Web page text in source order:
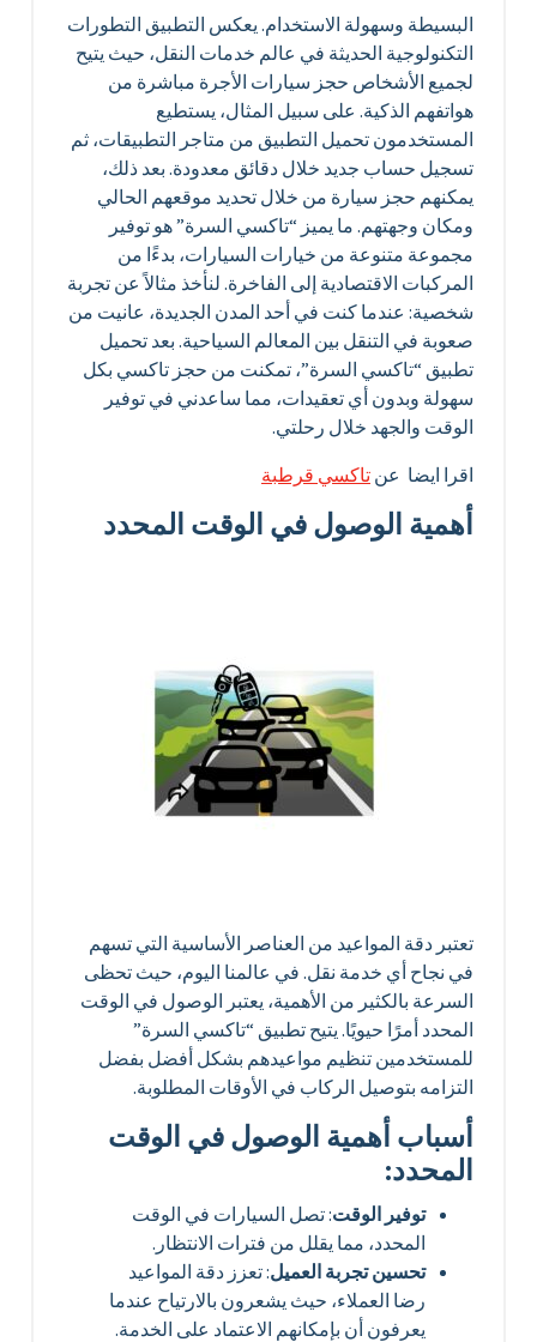
البسيطة وسهولة الاستخدام. يعكس التطبيق التطورات
التكنولوجية الحديثة في عالم خدمات النقل، حيث يتيح
لجميع الأشخاص حجز سيارات الأجرة مباشرة من
هواتفهم الذكية. على سبيل المثال، يستطيع
المستخدمون تحميل التطبيق من متاجر التطبيقات، ثم
تسجيل حساب جديد خلال دقائق معدودة. بعد ذلك،
يمكنهم حجز سيارة من خلال تحديد موقعهم الحالي
ومكان وجهتهم. ما يميز “تاكسي السرة” هو توفير
مجموعة متنوعة من خيارات السيارات، بدءًا من
المركبات الاقتصادية إلى الفاخرة. لنأخذ مثالاً عن تجربة
شخصية: عندما كنت في أحد المدن الجديدة، عانيت من
صعوبة في التنقل بين المعالم السياحية. بعد تحميل
تطبيق “تاكسي السرة”، تمكنت من حجز تاكسي بكل
سهولة وبدون أي تعقيدات، مما ساعدني في توفير
الوقت والجهد خلال رحلتي.
اقرا ايضا عنتاكسي قرطبة
أهمية الوصول في الوقت المحدد
تعتبر دقة المواعيد من العناصر الأساسية التي تسهم
في نجاح أي خدمة نقل. في عالمنا اليوم، حيث تحظى
السرعة بالكثير من الأهمية، يعتبر الوصول في الوقت
المحدد أمرًا حيويًا. يتيح تطبيق “تاكسي السرة”
للمستخدمين تنظيم مواعيدهم بشكل أفضل بفضل
التزامه بتوصيل الركاب في الأوقات المطلوبة.
أسباب أهمية الوصول في الوقت
المحدد:
توفير الوقت: تصل السيارات في الوقت
المحدد، مما يقلل من فترات الانتظار.
تحسين تجربة العميل : تعزز دقة المواعيد
رضا العملاء، حيث يشعرون بالارتياح عندما
يعرفون أن بإمكانهم الاعتماد على الخدمة.